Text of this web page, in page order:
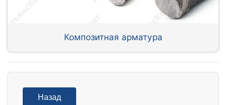
Композитная арматура
Назад